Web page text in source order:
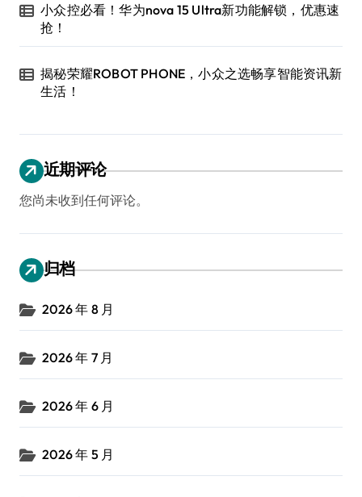
小众控必看！华为nova 15 Ultra新功能解锁，优惠速
抢！
揭秘荣耀ROBOT PHONE，小众之选畅享智能资讯新
生活！
近期评论
您尚未收到任何评论。
归档
2026 年 8 月
2026 年 7 月
2026 年 6 月
2026 年 5 月